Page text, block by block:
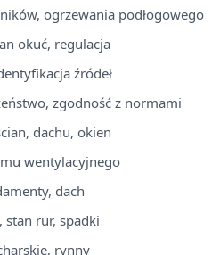
ogrzewania podłogowego
okuć, regulacja
źródeł
zgodność z normami
dachu, okien
wentylacyjnego
dach
stan rur, spadki
rynny